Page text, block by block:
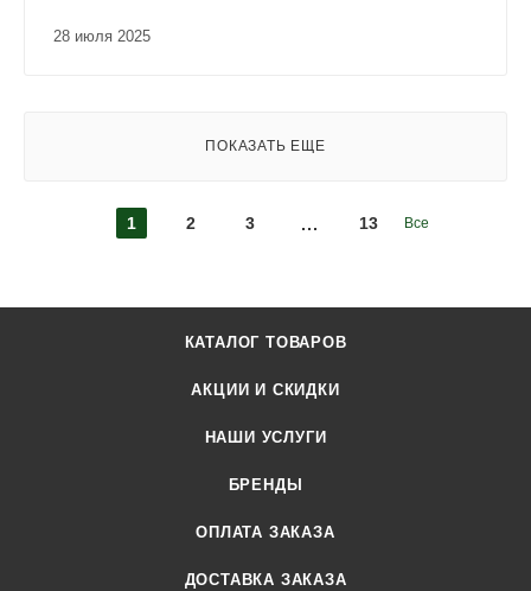
28 июля 2025
ПОКАЗАТЬ ЕЩЕ
1 2 3 13 Все
КАТАЛОГ ТОВАРОВ
АКЦИИ И СКИДКИ
НАШИ УСЛУГИ
БРЕНДЫ
ОПЛАТА ЗАКАЗА
ДОСТАВКА ЗАКАЗА